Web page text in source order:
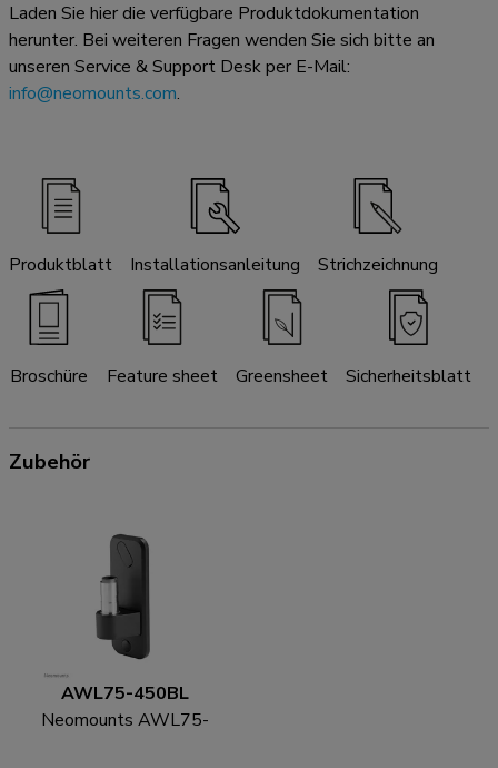
Laden Sie hier die verfügbare Produktdokumentation
herunter. Bei weiteren Fragen wenden Sie sich bitte an
unseren Service & Support Desk per E-Mail:
info@neomounts.com.
Produktblatt Installationsanleitung Strichzeichnung
Broschüre Feature sheet Greensheet Sicherheitsblatt
Zubehör
AWL75-450BL
Neomounts AWL75-